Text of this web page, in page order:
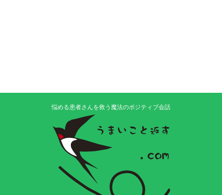
悩める患者さんを救う魔法のポジティブ会話